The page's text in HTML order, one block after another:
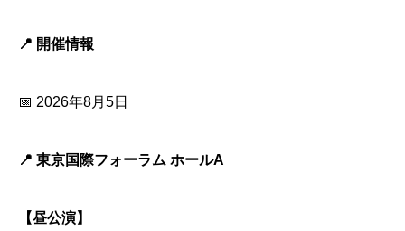
📍 開催情報
📅 2026年8月5日
📍 東京国際フォーラム ホールA
【昼公演】